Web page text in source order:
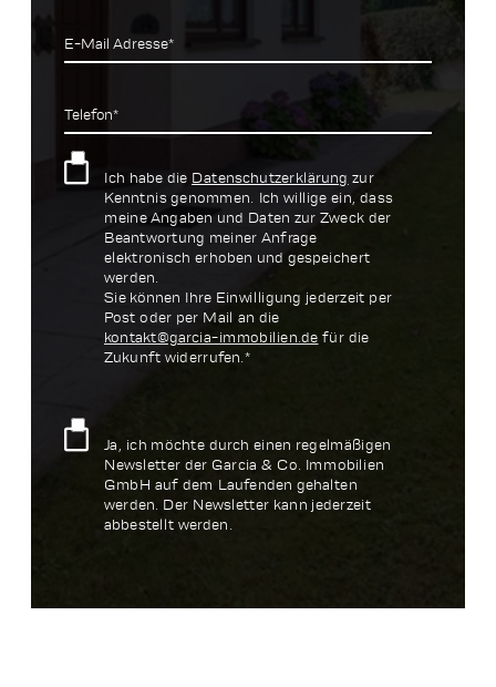
E-Mail Adresse*
Telefon*
Ich habe die Datenschutzerklärung zur
Kenntnis genommen. Ich willige ein, dass
meine Angaben und Daten zur Zweck der
Beantwortung meiner Anfrage
elektronisch erhoben und gespeichert
werden.
Sie können Ihre Einwilligung jederzeit per
Post oder per Mail an die
kontakt@garcia-immobilien.de für die
Zukunft widerrufen.*
Ja, ich möchte durch einen regelmäßigen
Newsletter der Garcia & Co. Immobilien
GmbH auf dem Laufenden gehalten
werden. Der Newsletter kann jederzeit
abbestellt werden.